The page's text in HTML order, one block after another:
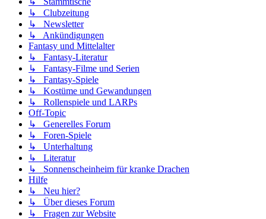
↳ Clubzeitung
↳ Newsletter
↳ Ankündigungen
Fantasy und Mittelalter
↳ Fantasy-Literatur
↳ Fantasy-Filme und Serien
↳ Fantasy-Spiele
↳ Kostüme und Gewandungen
↳ Rollenspiele und LARPs
Off-Topic
↳ Generelles Forum
↳ Foren-Spiele
↳ Unterhaltung
↳ Literatur
↳ Sonnenscheinheim für kranke Drachen
Hilfe
↳ Neu hier?
↳ Über dieses Forum
↳ Fragen zur Website